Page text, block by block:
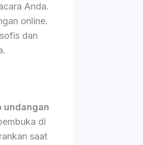
Anda.
online.
dan
undangan
di
saat